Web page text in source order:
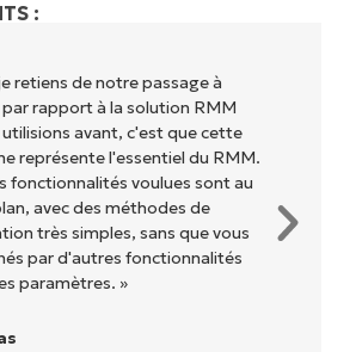
:
« NinjaOne est extrêmement simple
d'utilisation grâce à une interface
des fonctionnalités back-end
Pas de configuration complexe ou
d'interface difficile à maîtriser.
options et tous les outils sont
étiquetés, faciles à comprendre et il
très facile de s'y retrouver. »